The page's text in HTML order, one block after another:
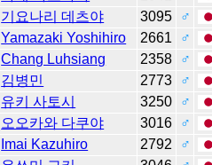
기요나리 데츠야 3095
♂
Yamazaki Yoshihiro 2661
♂
Chang Luhsiang 2358
♂
김병민 2773
♂
유키 사토시 3250
♂
오오카와 다쿠야 3016
♂
Imai Kazuhiro 2792
♂